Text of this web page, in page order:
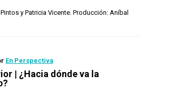
y Patricia Vicente. Producción: Aníbal
En Perspectiva
| ¿Hacia dónde va la